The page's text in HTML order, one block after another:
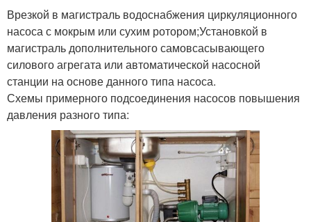
Врезкой в магистраль водоснабжения циркуляционного
насоса с мокрым или сухим ротором;Установкой в
магистраль дополнительного самовсасывающего
силового агрегата или автоматической насосной
станции на основе данного типа насоса.
Схемы примерного подсоединения насосов повышения
давления разного типа: